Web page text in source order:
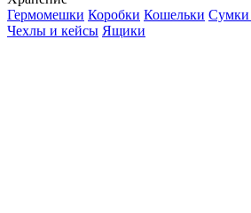
Гермомешки Коробки Кошельки Сумки
Чехлы и кейсы Ящики